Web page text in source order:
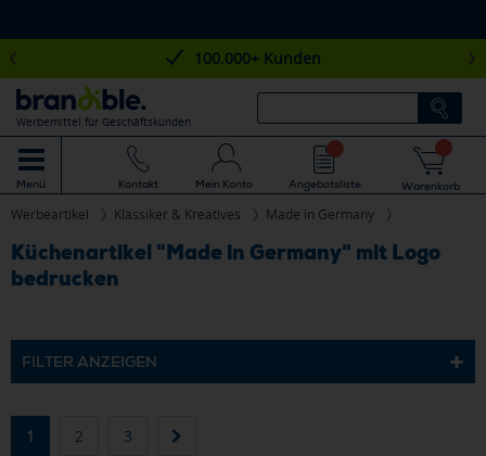
100.000+ Kunden
Werbemittel für Geschäftskunden
Menü Kontakt Mein Konto Angebotsliste Warenkorb
Werbeartikel Klassiker & Kreatives Made in Germany
Küchenartikel "Made in Germany" mit Logo
bedrucken
FILTER ANZEIGEN
1 2 3